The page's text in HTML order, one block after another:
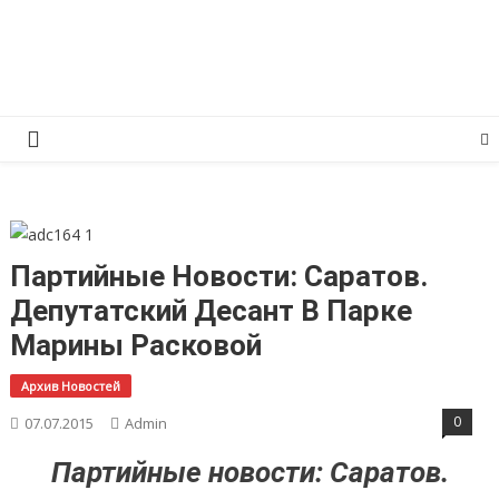
Партийные Новости: Саратов.
Депутатский Десант В Парке
Марины Расковой
Архив Новостей
07.07.2015 Admin 0
Партийные новости: Саратов.